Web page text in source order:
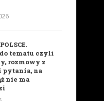
tematu czyli
rozmowy z
pytania, na
nie ma